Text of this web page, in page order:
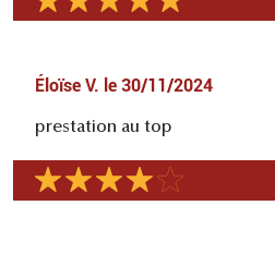
Éloïse V. le 30/11/2024
prestation au top